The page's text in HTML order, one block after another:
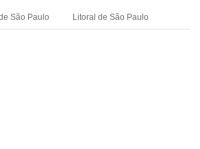
São Paulo Litoral de São Paulo